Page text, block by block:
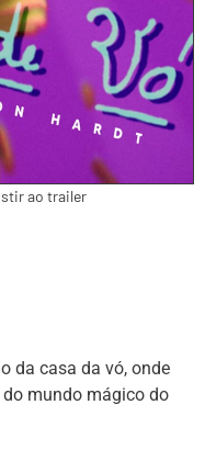
ao trailer
da casa da vó, onde
mundo mágico do